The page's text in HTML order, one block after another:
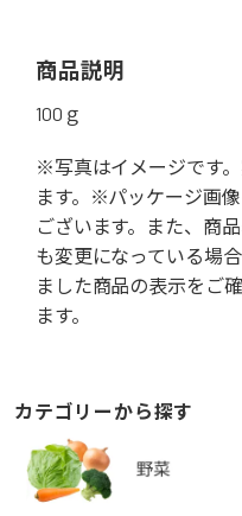
商品説明
100ｇ
※写真はイメージです
ます。※パッケージ画
ございます。また、商
も変更になっている場
ました商品の表示をご
ます。
カテゴリーから探す